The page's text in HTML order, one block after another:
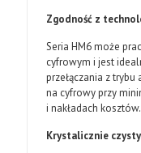
Zgodność z
Seria HM6 może
cyfrowym i jest
przełączania z
na cyfrowy przy
i nakładach kosztów.
Krystalicznie